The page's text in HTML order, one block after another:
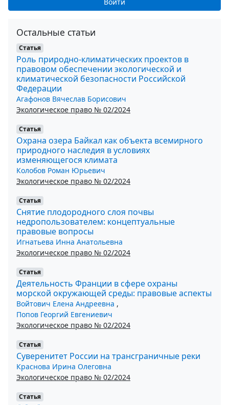
Остальные статьи
Статья
Роль природно-климатических проектов в
правовом обеспечении экологической и
климатической безопасности Российской
Федерации
Агафонов Вячеслав Борисович
Экологическое право № 02/2024
Статья
Охрана озера Байкал как объекта всемирного
природного наследия в условиях
изменяющегося климата
Колобов Роман Юрьевич
Экологическое право № 02/2024
Статья
Снятие плодородного слоя почвы
недропользователем: концептуальные
правовые вопросы
Игнатьева Инна Анатольевна
Экологическое право № 02/2024
Статья
Деятельность Франции в сфере охраны
морской окружающей среды: правовые аспекты
Войтович Елена Андреевна ,
Попов Георгий Евгениевич
Экологическое право № 02/2024
Статья
Суверенитет России на трансграничные реки
Краснова Ирина Олеговна
Экологическое право № 02/2024
Статья